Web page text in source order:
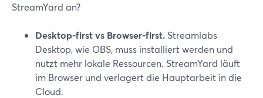
StreamYard an?
Desktop-first vs Browser-first. Streamlabs
Desktop, wie OBS, muss installiert werden und
nutzt mehr lokale Ressourcen. StreamYard läuft
im Browser und verlagert die Hauptarbeit in die
Cloud.